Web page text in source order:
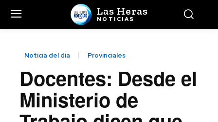
Las Heras
NOTICIAS
Noticia del día Provinciales
Docentes: Desde el
Ministerio de